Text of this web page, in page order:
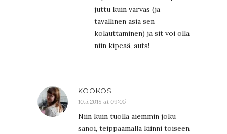
juttu kuin varvas (ja
tavallinen asia sen
kolauttaminen) ja sit voi olla
niin kipeaä, auts!
KOOKOS
10.5.2018 at 09:05
Niin kuin tuolla aiemmin joku
sanoi, teippaamalla kiinni toiseen